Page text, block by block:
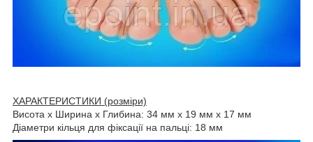
ХАРАКТЕРИСТИКИ (розміри)
Висота х Ширина х Глибина: 34 мм х 19 мм х 17 мм
Діаметри кільця для фіксації на пальці: 18 мм